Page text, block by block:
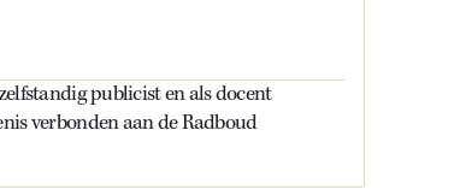
publicist en als docent
verbonden aan de Radboud